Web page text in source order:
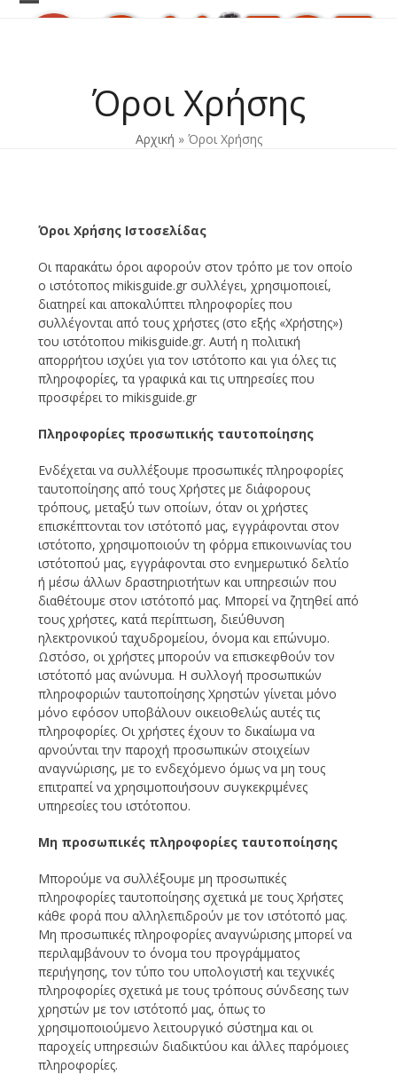
Skip
Open
Close
Όροι Χρήσης
Αρχική » Όροι Χρήσης
Όροι Χρήσης Ιστοσελίδας
Οι παρακάτω όροι αφορούν στον τρόπο με τον οποίο
ο ιστότοπος mikisguide.gr συλλέγει, χρησιμοποιεί,
διατηρεί και αποκαλύπτει πληροφορίες που
συλλέγονται από τους χρήστες (στο εξής «Χρήστης»)
του ιστότοπου mikisguide.gr. Αυτή η πολιτική
απορρήτου ισχύει για τον ιστότοπο και για όλες τις
πληροφορίες, τα γραφικά και τις υπηρεσίες που
προσφέρει το mikisguide.gr
Πληροφορίες προσωπικής ταυτοποίησης
Ενδέχεται να συλλέξουμε προσωπικές πληροφορίες
ταυτοποίησης από τους Χρήστες με διάφορους
τρόπους, μεταξύ των οποίων, όταν οι χρήστες
επισκέπτονται τον ιστότοπό μας, εγγράφονται στον
ιστότοπο, χρησιμοποιούν τη φόρμα επικοινωνίας του
ιστότοπού μας, εγγράφονται στο ενημερωτικό δελτίο
ή μέσω άλλων δραστηριοτήτων και υπηρεσιών που
διαθέτουμε στον ιστότοπό μας. Μπορεί να ζητηθεί από
τους χρήστες, κατά περίπτωση, διεύθυνση
ηλεκτρονικού ταχυδρομείου, όνομα και επώνυμο.
Ωστόσο, οι χρήστες μπορούν να επισκεφθούν τον
ιστότοπό μας ανώνυμα. Η συλλογή προσωπικών
πληροφοριών ταυτοποίησης Χρηστών γίνεται μόνο
μόνο εφόσον υποβάλουν οικειοθελώς αυτές τις
πληροφορίες. Οι χρήστες έχουν το δικαίωμα να
αρνούνται την παροχή προσωπικών στοιχείων
αναγνώρισης, με το ενδεχόμενο όμως να μη τους
επιτραπεί να χρησιμοποιήσουν συγκεκριμένες
υπηρεσίες του ιστότοπου.
Μη προσωπικές πληροφορίες ταυτοποίησης
Μπορούμε να συλλέξουμε μη προσωπικές
πληροφορίες ταυτοποίησης σχετικά με τους Χρήστες
κάθε φορά που αλληλεπιδρούν με τον ιστότοπό μας.
Μη προσωπικές πληροφορίες αναγνώρισης μπορεί να
περιλαμβάνουν το όνομα του προγράμματος
περιήγησης, τον τύπο του υπολογιστή και τεχνικές
πληροφορίες σχετικά με τους τρόπους σύνδεσης των
χρηστών με τον ιστότοπό μας, όπως το
χρησιμοποιούμενο λειτουργικό σύστημα και οι
παροχείς υπηρεσιών διαδικτύου και άλλες παρόμοιες
πληροφορίες.